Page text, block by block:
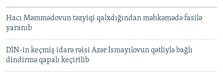
Hacı Məmmədovun təzyiqi qalxdığından məhkəmədə fasilə
yaranıb
DİN-in keçmiş idarə rəisi Azər İsmayılovun qətliylə bağlı
dindirmə qapalı keçirilib